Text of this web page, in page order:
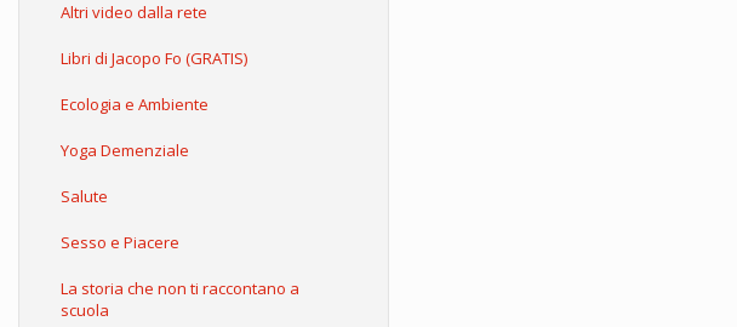
Altri video dalla rete
Libri di Jacopo Fo (GRATIS)
Ecologia e Ambiente
Yoga Demenziale
Salute
Sesso e Piacere
La storia che non ti raccontano a
scuola